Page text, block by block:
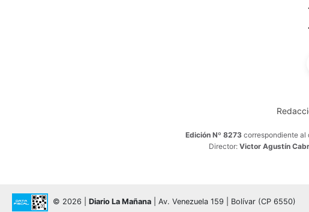
Edición Nº 8273 correspondiente al
Director: Victor Agustín
© 2026 | Diario La Mañana | Av. Venezuela 159 | Bolívar (CP 6550)